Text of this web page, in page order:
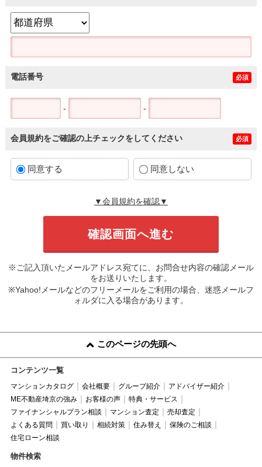
電話番号 必須
- -
会員規約をご確認の上チェックをしてください 必須
同意する 同意しない
▼会員規約を確認▼
※ご記入頂いたメールアドレス宛てに、お問合せ内容の確認メール
をお送りいたします。
※Yahoo!メールなどのフリーメールをご利用の場合、迷惑メールフ
ォルダに入る場合があります。
このページの先頭へ
コンテンツ一覧
マンションカタログ 会社概要 グループ紹介
アドバイザー紹介
ME不動産埼京の強み
お客様の声
特典・サービス
ファイナンシャルプラン相談
マンション査定
売却査定
よくある質問
買い取り 相続対策 住み替え
保険のご相談
住宅ローン相談
物件検索